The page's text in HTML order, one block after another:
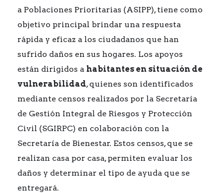
a Poblaciones Prioritarias (ASIPP), tiene como
objetivo principal brindar una respuesta
rápida y eficaz a los ciudadanos que han
sufrido daños en sus hogares. Los apoyos
están dirigidos a habitantes en situación de
vulnerabilidad, quienes son identificados
mediante censos realizados por la Secretaría
de Gestión Integral de Riesgos y Protección
Civil (SGIRPC) en colaboración con la
Secretaría de Bienestar. Estos censos, que se
realizan casa por casa, permiten evaluar los
daños y determinar el tipo de ayuda que se
entregará.